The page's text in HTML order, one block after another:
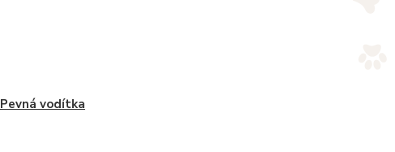
Pevná vodítka